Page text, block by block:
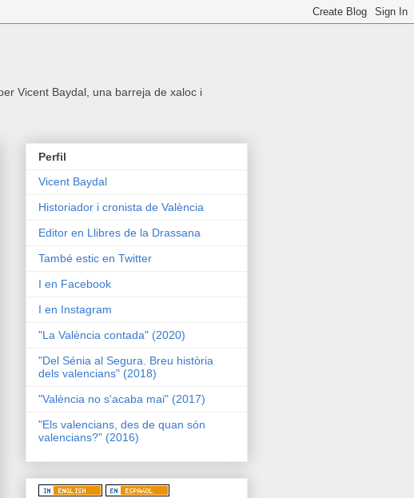
Vicent Baydal, una barreja de xaloc i
Perfil
Vicent Baydal
Historiador i cronista de València
Editor en Llibres de la Drassana
També estic en Twitter
I en Facebook
I en Instagram
"La València contada" (2020)
"Del Sénia al Segura. Breu història
dels valencians" (2018)
"València no s'acaba mai" (2017)
"Els valencians, des de quan són
valencians?" (2016)